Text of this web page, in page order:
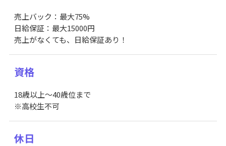
売上バック：最大75%
日給保証：最大15000円
売上がなくても、日給保証あり！
資格
18歳以上～40歳位まで
※高校生不可
休日